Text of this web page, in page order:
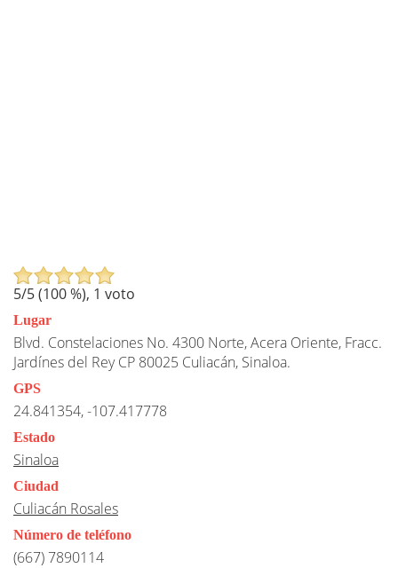
5/5 (100%), 1 voto
Lugar
Blvd. Constelaciones No. 4300 Norte, Acera Oriente, Fracc.
Jardínes del Rey CP 80025 Culiacán, Sinaloa.
GPS
24.841354, -107.417778
Estado
Sinaloa
Ciudad
Culiacán Rosales
Número de teléfono
(667) 7890114